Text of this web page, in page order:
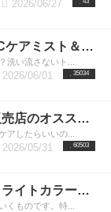
43
2026/06/27
乾燥毛におすすめのガルバCMCケアミスト＆ガルバCMCケアエマルジョンとは？洗い流さないトリートメントで髪質改善
洗い流さないト...
35034
2026/06/01
【リケラエマルジョン】正規販売店のオススメ使用方法＆内容成分とその効果。渋谷リケラエマルジョン取り扱い店
アしたらいいの...
60503
2026/05/31
【お悩み解決】白髪ぼかしハイライトカラーをすれば気になる白髪が目立たない！／東京・渋谷エリア
くものです。特...